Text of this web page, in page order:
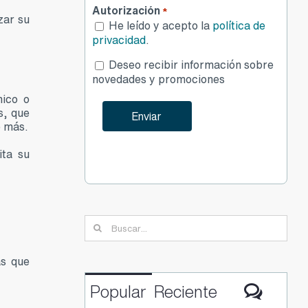
su
o
que
su
que
Autorización *
He leído y acepto la política de
privacidad.
Desea
publicidad
Deseo recibir información sobre
novedades y promociones
Buscar:
Popular Reciente